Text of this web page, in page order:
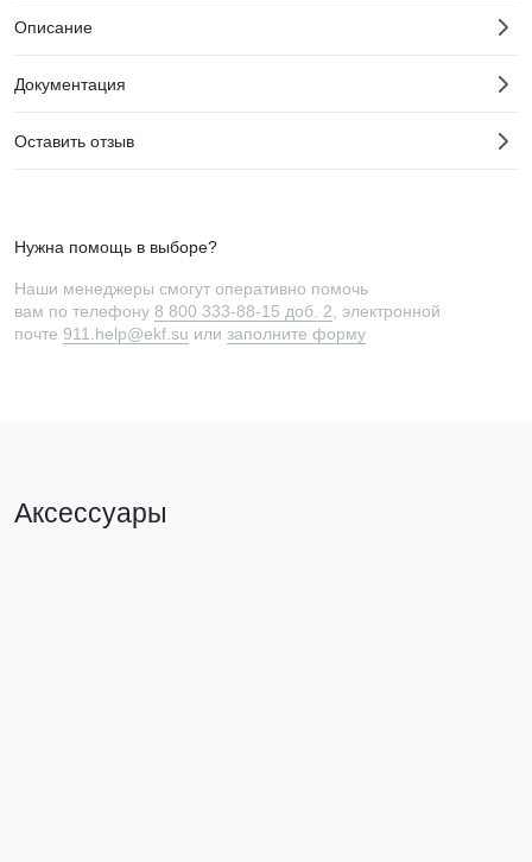
Описание
Документация
Оставить отзыв
Нужна помощь в выборе?
Наши менеджеры смогут оперативно помочь
вам по телефону 8 800 333-88-15 доб. 2 , электронной
почте 911.help@ekf.su или заполните форму
Аксессуары